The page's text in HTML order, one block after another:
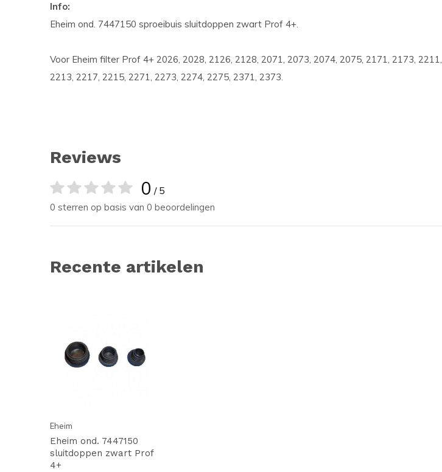
Info:
Eheim ond. 7447150 sproeibuis sluitdoppen zwart Prof 4+.
Voor Eheim filter Prof 4+ 2026, 2028, 2126, 2128, 2071, 2073, 2074, 2075, 2171, 2173, 2211,
2213, 2217, 2215, 2271, 2273, 2274, 2275, 2371, 2373.
Reviews
0 / 5
0 sterren op basis van 0 beoordelingen
Recente artikelen
Eheim
Eheim ond. 7447150
sluitdoppen zwart Prof
4+